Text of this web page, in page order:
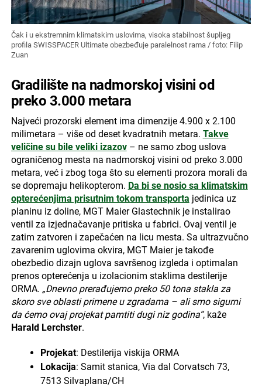
Čak i u ekstremnim klimatskim uslovima, visoka stabilnost šupljeg
profila SWISSPACER Ultimate obezbeđuje paralelnost rama / foto: Filip
Zuan
Gradilište na nadmorskoj visini od
preko 3.000 metara
Najveći prozorski element ima dimenzije 4.900 x 2.100
milimetara – više od deset kvadratnih metara. Takve
veličine su bile veliki izazov– ne samo zbog uslova
ograničenog mesta na nadmorskoj visini od preko 3.000
metara, već i zbog toga što su elementi prozora morali da
se dopremaju helikopterom. Da bi se nosio sa klimatskim
opterećenjima prisutnim tokom transporta jedinica uz
planinu iz doline, MGT Maier Glastechnik je instalirao
ventil za izjednačavanje pritiska u fabrici. Ovaj ventil je
zatim zatvoren i zapečaćen na licu mesta. Sa ultrazvučno
zavarenim uglovima okvira, MGT Maier je takođe
obezbedio dizajn uglova savršenog izgleda i optimalan
prenos opterećenja u izolacionim staklima destilerije
ORMA. „Dnevno prerađujemo preko 50 tona stakla za
skoro sve oblasti primene u zgradama – ali smo sigurni
da ćemo ovaj projekat pamtiti dugi niz godina“, kaže
Harald Lerchster.
Projekat: Destilerija viskija ORMA
Lokacija: Samit stanica, Via dal Corvatsch 73,
7513 Silvaplana/CH